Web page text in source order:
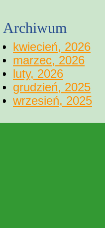
Archiwum
kwiecień, 2026
marzec, 2026
luty, 2026
grudzień, 2025
wrzesień, 2025